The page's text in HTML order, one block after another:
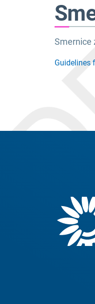
Smernice
Guidelines